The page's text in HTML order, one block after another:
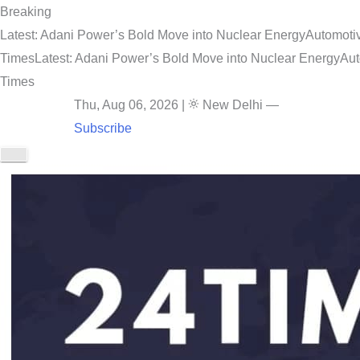
Breaking
Latest: Adani Power’s Bold Move into Nuclear Energy
TimesLatest: Adani Power’s Bold Move into Nuclear Energy
Times
Thu, Aug 06, 2026
New Delhi —
Subscribe